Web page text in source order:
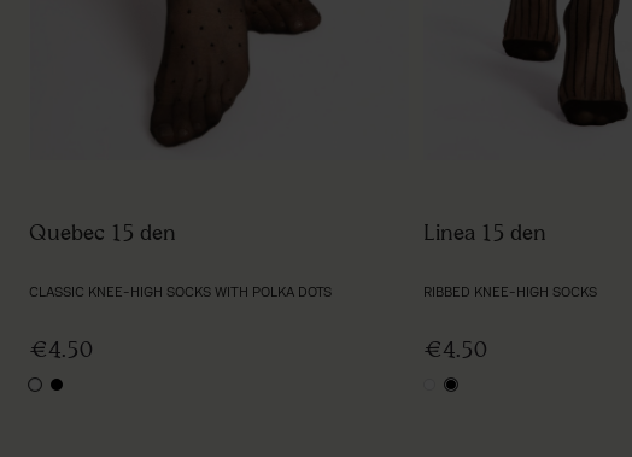
Quebec 15 den
CLASSIC KNEE-HIGH SOCKS WITH POLKA DOTS
€4.50
whiteblack
Linea 15 den
RIBBED KNEE-HIGH SOCKS
€4.50
whiteblack